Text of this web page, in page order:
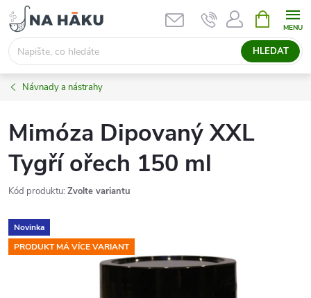
Přejít
na
obsah
HLEDAT
NÁKUPNÍ
KOŠÍK
Návnady a nástrahy
Mimóza Dipovaný XXL
Tygří ořech 150 ml
Kód produktu: Zvolte variantu
Novinka
PRODUKT MÁ VÍCE VARIANT